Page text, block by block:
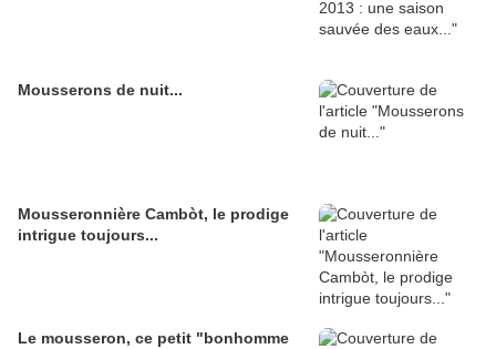
Mousserons de nuit...
Mousseronnière Cambòt, le prodige
intrigue toujours...
Le mousseron, ce petit "bonhomme